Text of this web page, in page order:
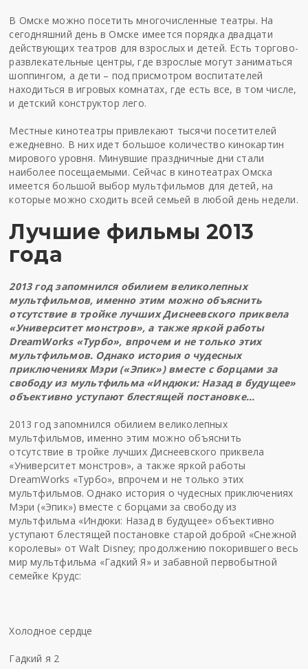
В Омске можно посетить многочисленные театры. На
сегодняшний день в Омске имеется порядка двадцати
действующих театров для взрослых и детей. Есть торгово-
развлекательные центры, где взрослые могут заниматься
шоппингом, а дети – под присмотром воспитателей
находиться в игровых комнатах, где есть все, в том числе,
и детский конструктор лего.
Местные кинотеатры привлекают тысячи посетителей
ежедневно. В них идет большое количество кинокартин
мирового уровня. Минувшие праздничные дни стали
наиболее посещаемыми. Сейчас в кинотеатрах Омска
имеется большой выбор мультфильмов для детей, на
которые можно сходить всей семьей в любой день недели.
Лучшие фильмы 2013
года
2013 год запомнился обилием великолепных
мультфильмов, именно этим можно объяснить
отсутствие в тройке лучших Диснеевского приквела
«Университет монстров», а также яркой работы
DreamWorks «Турбо», впрочем и не только этих
мультфильмов. Однако история о чудесных
приключениях Мэри («Эпик») вместе с борцами за
свободу из мультфильма «Индюки: Назад в будущее»
объективно уступают блестящей постановке…
2013 год запомнился обилием великолепных
мультфильмов, именно этим можно объяснить
отсутствие в тройке лучших Диснеевского приквела
«Университет монстров», а также яркой работы
DreamWorks «Турбо», впрочем и не только этих
мультфильмов. Однако история о чудесных приключениях
Мэри («Эпик») вместе с борцами за свободу из
мультфильма «Индюки: Назад в будущее» объективно
уступают блестящей постановке старой доброй «Снежной
королевы» от Walt Disney; продолжению покорившего весь
мир мультфильма «Гадкий Я» и забавной первобытной
семейке Крудс:
Холодное сердце
Гадкий я 2